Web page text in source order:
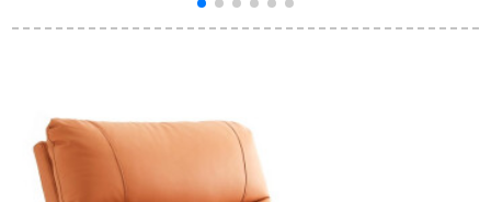
フファァァァァァリ
激突（全实木）
垢材ソフファドフフ
ァァァァァァァァァ
掛け+4人掛け+足【ホ
ワトワワワワワック
蔵物高箱ゴム転角ウ